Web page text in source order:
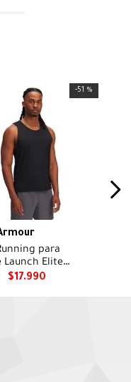
-51 %
para
Launch Elite
$17.990